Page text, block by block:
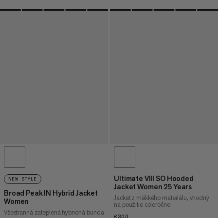
NEW STYLE
Broad Peak IN Hybrid Jacket
Women
Všestranná zateplená hybridná bunda
Ultimate VIII SO Hooded
Jacket Women 25 Years
Jacket z mäkkého materiálu, vhodný
na použitie celoročne